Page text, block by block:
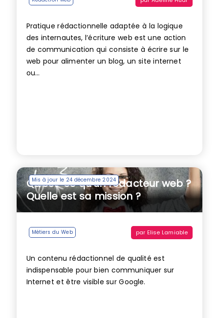
Pratique rédactionnelle adaptée à la logique
des internautes, l’écriture web est une action
de communication qui consiste à écrire sur le
web pour alimenter un blog, un site internet
ou...
Mis à jour le 24 décembre 2024
Qu’est-ce qu’un rédacteur web ?
Quelle est sa mission ?
Métiers du Web par Elise Lamiable
Un contenu rédactionnel de qualité est
indispensable pour bien communiquer sur
Internet et être visible sur Google.